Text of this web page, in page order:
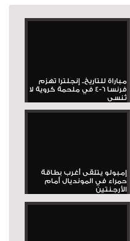
مباراة للتاريخ.. إنجلترا تهزم
فرنسا 6-4 في ملحمة كروية لا
تُنسى
إمبولو يتلقى أغرب بطاقة
حمراء في المونديال أمام
الأرجنتين